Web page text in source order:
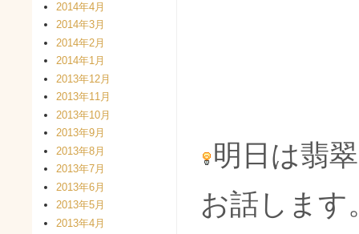
明日は翡
お話します
2014年4月
2014年3月
2014年2月
2014年1月
2013年12月
2013年11月
2013年10月
2013年9月
2013年8月
2013年7月
2013年6月
2013年5月
2013年4月